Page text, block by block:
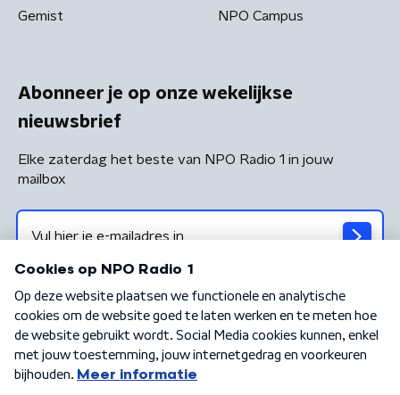
Gemist NPO Campus
Abonneer je op onze wekelijkse
nieuwsbrief
Elke zaterdag het beste van NPO Radio 1 in jouw
mailbox
Algemene voorwaarden